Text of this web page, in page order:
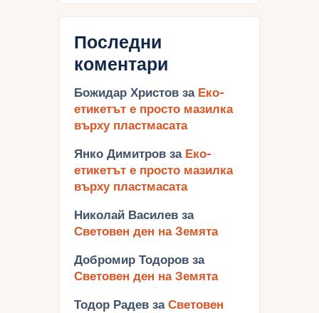
Последни
коментари
Божидар Христов за Еко-
етикетът е просто мазилка
върху пластмасата
Янко Димитров за Еко-
етикетът е просто мазилка
върху пластмасата
Николай Василев за
Световен ден на Земята
Добромир Тодоров за
Световен ден на Земята
Тодор Радев за Световен